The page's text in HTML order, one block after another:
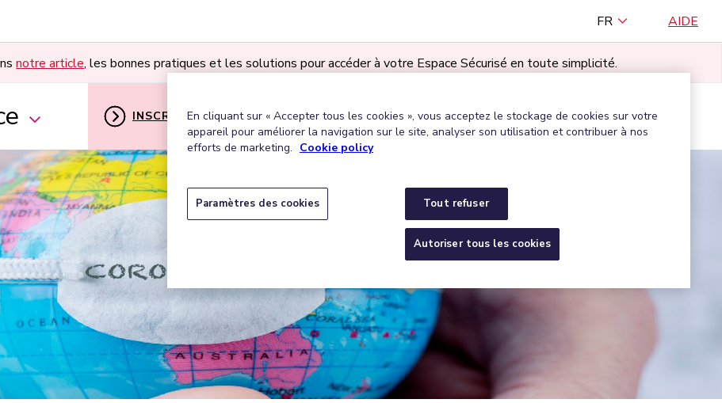
FR AIDE
notre article, les bonnes pratiques et les solutions pour accéder à votre Espace Sécurisé en toute simplicité.
INSCRIPTION
MON ESPACE UTILISATEUR·RICE
Trouver une entreprise agréée
En cliquant sur « Accepter tous les cookies », vous acceptez le stockage de cookies sur votre
appareil pour améliorer la navigation sur le site, analyser son utilisation et contribuer à nos
efforts de marketing. Cookie policy
Tout refuser
Autoriser tous les cookies
Paramètres des cookies